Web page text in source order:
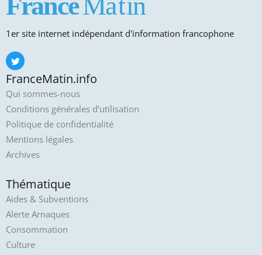
1er site internet indépendant d'information francophone
FranceMatin.info
Qui sommes-nous
Conditions générales d'utilisation
Politique de confidentialité
Mentions légales
Archives
Thématique
Aides & Subventions
Alerte Arnaques
Consommation
Culture